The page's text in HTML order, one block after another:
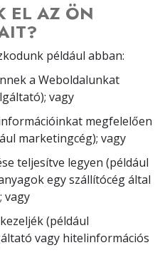
EL AZ ÖN
például abban:
a Weboldalunkat
vagy
megfelelően
marketingcég); vagy
teljesítve legyen (például
egy szállítócég által
vagy
(például
vagy hitelinformációs